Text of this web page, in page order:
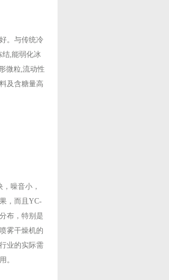
。与传统冷
结,能弱化冰
微粒,流动性
及含糖量高
噪音小，
，而且YC-
布，特别是
雾干燥机的
业的实际需
。